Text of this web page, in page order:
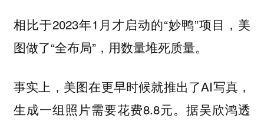
相比于2023年1月才启动的“妙鸭”项目，美
图做了“全布局”，用数量堆死质量。
事实上，美图在更早时候就推出了AI写真，
生成一组照片需要花费8.8元。据吴欣鸿透